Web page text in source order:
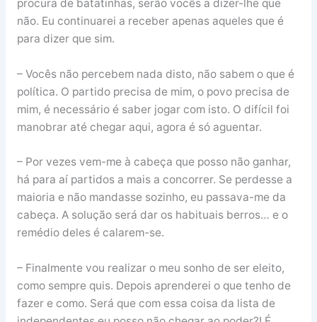
procura de batatinhas, serão vocês a dizer-lhe que
não. Eu continuarei a receber apenas aqueles que é
para dizer que sim.
– Vocês não percebem nada disto, não sabem o que é
política. O partido precisa de mim, o povo precisa de
mim, é necessário é saber jogar com isto. O difícil foi
manobrar até chegar aqui, agora é só aguentar.
– Por vezes vem-me à cabeça que posso não ganhar,
há para aí partidos a mais a concorrer. Se perdesse a
maioria e não mandasse sozinho, eu passava-me da
cabeça. A solução será dar os habituais berros… e o
remédio deles é calarem-se.
– Finalmente vou realizar o meu sonho de ser eleito,
como sempre quis. Depois aprenderei o que tenho de
fazer e como. Será que com essa coisa da lista de